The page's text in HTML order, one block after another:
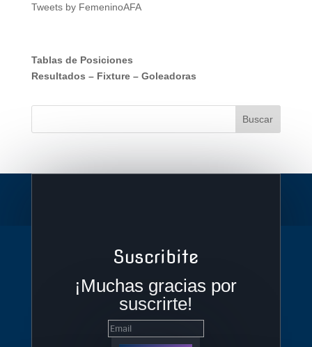
Tweets by FemeninoAFA
Tablas de Posiciones
Resultados – Fixture– Goleadoras
Suscribite
¡Muchas gracias por
suscrirte!